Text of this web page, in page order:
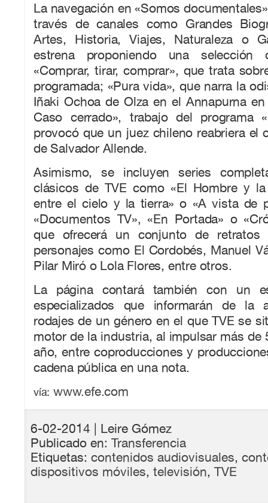
La navegación en «Somos
través de canales como Grandes
Artes, Historia, Viajes, Naturaleza o
estrena proponiendo una
«Comprar, tirar, comprar», que trata
programada; «Pura vida», que narra la
Iñaki Ochoa de Olza en el Annapurna
Caso cerrado», trabajo del programa
provocó que un juez chileno reabriera el
de Salvador Allende.
Asimismo, se incluyen series
clásicos de TVE como «El Hombre y la
entre el cielo y la tierra» o «A vista de
«Documentos TV», «En Portada» o
que ofrecerá un conjunto de retratos
personajes como El Cordobés, Manuel
Pilar Miró o Lola Flores, entre otros.
La página contará también con un
especializados que informarán de la
rodajes de un género en el que TVE se
motor de la industria, al impulsar más de
año, entre coproducciones y
cadena pública en una nota.
vía: www.efe.com
6-02-2014 | Leire Gómez
Publicado en: Transferencia
Etiquetas: contenidos audiovisuales,
dispositivos móviles, televisión, TVE